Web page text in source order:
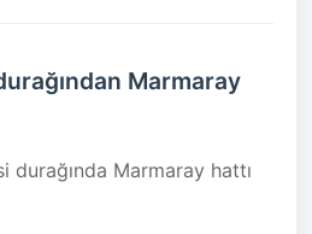
Marmaray
durağında Marmaray hattı